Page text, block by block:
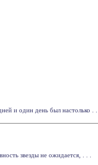
и один день был настолько . . .
звезды не ожидается, . . .